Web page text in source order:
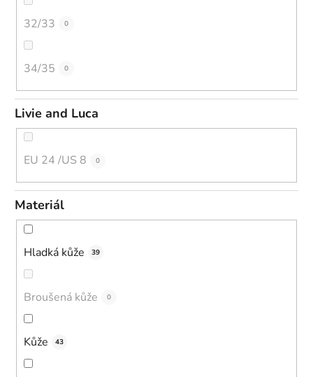
32/33 0
34/35 0
Livie and Luca
EU 24 /US 8 0
Materiál
Hladká kůže 39
Broušená kůže 0
Kůže 43